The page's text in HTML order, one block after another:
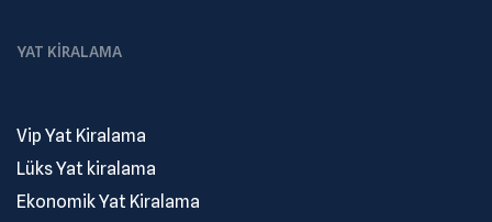
YAT KIRALAMA
Vip Yat Kiralama
Lüks Yat kiralama
Ekonomik Yat Kiralama